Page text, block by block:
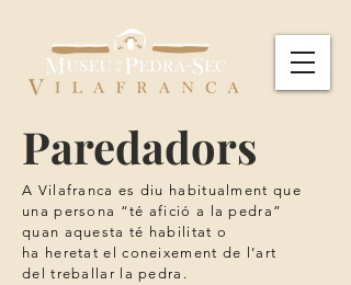
Paredadors
A Vilafranca es diu habitualment que
una persona “té afició a la pedra”
quan aquesta té habilitat o
ha heretat el coneixement de l’art
del treballar la pedra.